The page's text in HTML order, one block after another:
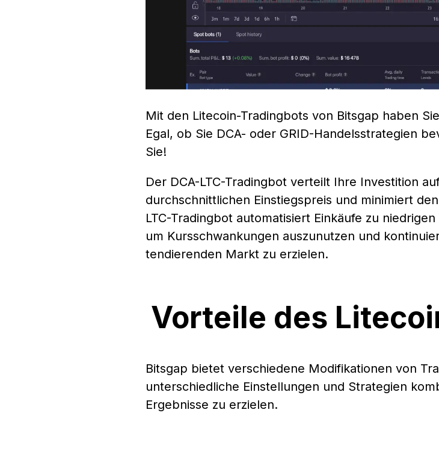
Mit den Litecoin-Tradingbots von Bitsgap haben
Egal, ob Sie DCA- oder GRID-Handelsstrategien
Sie!
Der DCA-LTC-Tradingbot verteilt Ihre Investition
durchschnittlichen Einstiegspreis und minimiert
LTC-Tradingbot automatisiert Einkäufe zu
um Kursschwankungen auszunutzen und
tendierenden Markt zu erzielen.
Vorteile des
Bitsgap bietet verschiedene Modifikationen von
unterschiedliche Einstellungen und Strategien
Ergebnisse zu erzielen.